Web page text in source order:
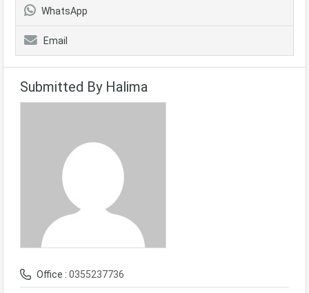
WhatsApp
Email
Submitted By Halima
Office : 0355237736